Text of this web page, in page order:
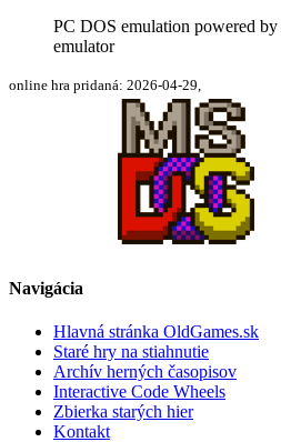
PC DOS emulation powered by
emulator
online hra pridaná: 2026-04-29,
Navigácia
Hlavná stránka OldGames.sk
Staré hry na stiahnutie
Archív herných časopisov
Interactive Code Wheels
Zbierka starých hier
Kontakt